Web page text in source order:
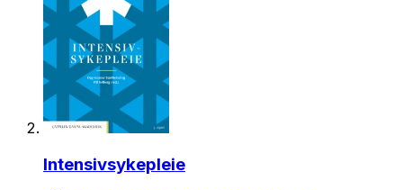
Intensivsykepleie